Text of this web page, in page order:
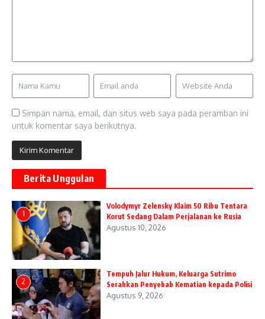
Simpan nama, email, dan situs web saya pada peramban ini
untuk komentar saya berikutnya.
Berita Unggulan
1
Volodymyr Zelensky Klaim 50 Ribu Tentara
Korut Sedang Dalam Perjalanan ke Rusia
Agustus 10, 2026
2
Tempuh Jalur Hukum, Keluarga Sutrimo
Serahkan Penyebab Kematian kepada Polisi
Agustus 9, 2026